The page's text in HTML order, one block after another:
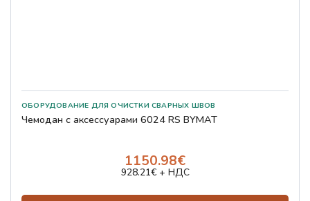
Чемодан с аксессуарами 6024 RS BYMAT
1150.98€
928.21€ + НДС